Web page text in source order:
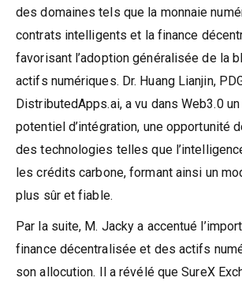
des domaines tels que la monnaie
contrats intelligents et la finance
favorisant l’adoption généralisée de la
actifs numériques. Dr. Huang Lianjin,
DistributedApps.ai, a vu dans Web3.0
potentiel d’intégration, une opportunité
des technologies telles que
les crédits carbone, formant ainsi un
plus sûr et fiable.
Par la suite, M. Jacky a accentué
finance décentralisée et des actifs
son allocution. Il a révélé que SureX